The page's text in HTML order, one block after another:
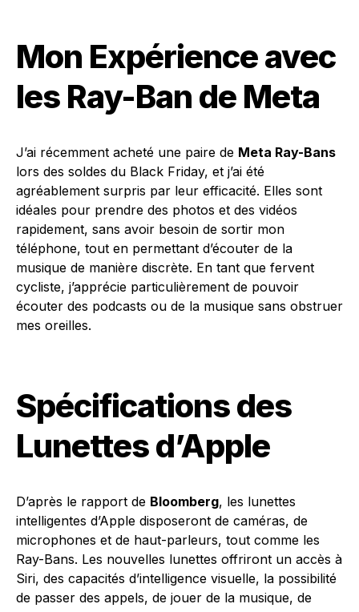
Mon Expérience avec
les Ray-Ban de Meta
J’ai récemment acheté une paire de Meta Ray-Bans
lors des soldes du Black Friday, et j’ai été
agréablement surpris par leur efficacité. Elles sont
idéales pour prendre des photos et des vidéos
rapidement, sans avoir besoin de sortir mon
téléphone, tout en permettant d’écouter de la
musique de manière discrète. En tant que fervent
cycliste, j’apprécie particulièrement de pouvoir
écouter des podcasts ou de la musique sans obstruer
mes oreilles.
Spécifications des
Lunettes d’Apple
D’après le rapport de Bloomberg, les lunettes
intelligentes d’Apple disposeront de caméras, de
microphones et de haut-parleurs, tout comme les
Ray-Bans. Les nouvelles lunettes offriront un accès à
Siri, des capacités d’intelligence visuelle, la possibilité
de passer des appels, de jouer de la musique, de